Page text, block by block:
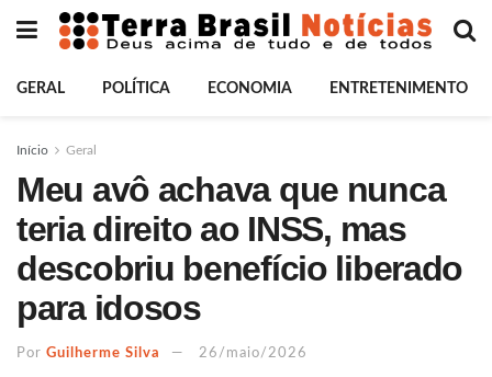
GERAL POLÍTICA ECONOMIA ENTRETENIMENTO
Início Geral
Meu avô achava que nunca
teria direito ao INSS, mas
descobriu benefício liberado
para idosos
Por Guilherme Silva 26/maio/2026